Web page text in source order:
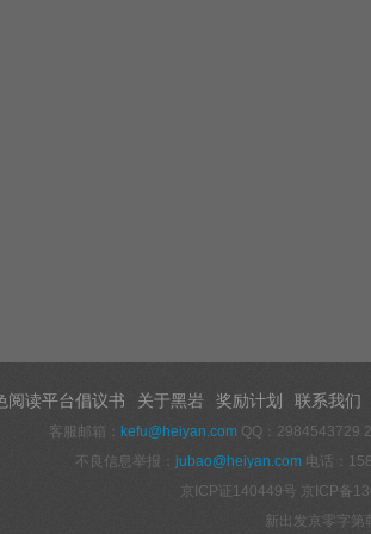
阅读平台倡议书 关于黑岩 奖励计划 联系我们
客服邮箱： kefu@heiyan.com QQ：2984543729
不良信息举报： jubao@heiyan.com 电话：
京ICP证140449号 京ICP备
新出发京零字第